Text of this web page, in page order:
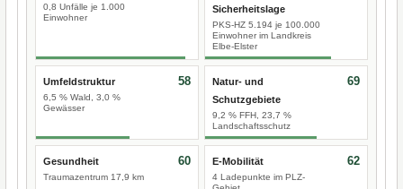
0,8 Unfälle je 1.000
Einwohner
Sicherheitslage
PKS-HZ 5.194 je 100.000
Einwohner im Landkreis
Elbe-Elster
Umfeldstruktur
6,5 % Wald, 3,0 %
Gewässer
58
Natur- und
Schutzgebiete
9,2 % FFH, 23,7 %
Landschaftsschutz
69
Gesundheit
Traumazentrum 17,9 km
60 E-Mobilität
4 Ladepunkte im PLZ-
62